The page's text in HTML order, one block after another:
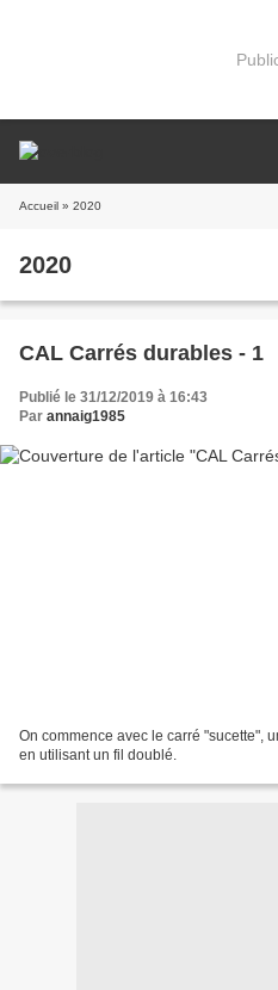
Accueil » 2020
2020
CAL Carrés durables - 1
Publié le 31/12/2019 à 16:43
Par annaig1985
On commence avec le carré "sucette",
en utilisant un fil doublé.